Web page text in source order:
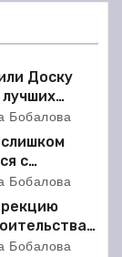
Доску
Бобалова
с
двое суток
Бобалова
в
Бобалова